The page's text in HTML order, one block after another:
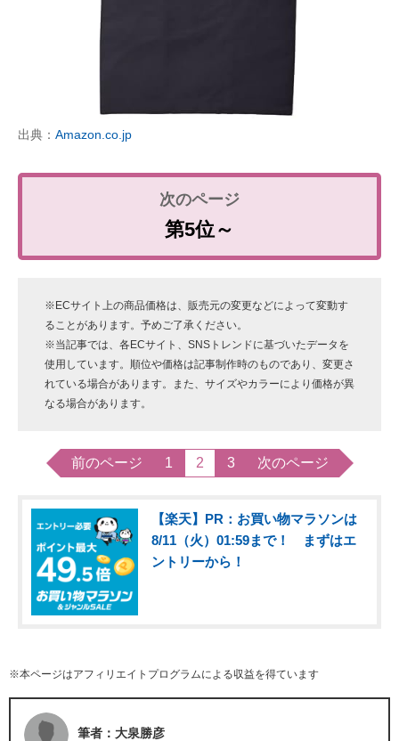
出典： Amazon.co.jp
第5位～
※ECサイト上の商品価格は、販売元の変更などによって変動す
ることがあります。予めご了承ください。
※当記事では、各ECサイト、SNSトレンドに基づいたデータを
使用しています。順位や価格は記事制作時のものであり、変更さ
れている場合があります。また、サイズやカラーにより価格が異
なる場合があります。
前のページ 1 2 3 次のページ
【楽天】PR：お買い物マラソンは
8/11（火）01:59まで！ まずはエ
ントリーから！
※本ページはアフィリエイトプログラムによる収益を得ています
筆者：大泉勝彦